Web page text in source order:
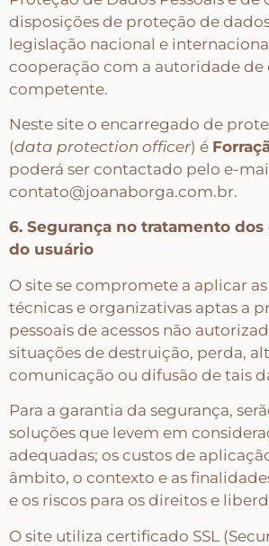
disposições de proteção de
legislação nacional e
cooperação com a autoridade
competente.
Neste site o encarregado de
(data protection officer) é
poderá ser contactado pelo e-
contato@joanaborga.com.br.
6. Segurança no tratamento dos
do usuário
O site se compromete a aplicar
técnicas e organizativas aptas a
pessoais de acessos não
situações de destruição, perda,
comunicação ou difusão de tais
Para a garantia da segurança,
soluções que levem em
adequadas; os custos de
âmbito, o contexto e as
e os riscos para os direitos e
O site utiliza certificado SSL